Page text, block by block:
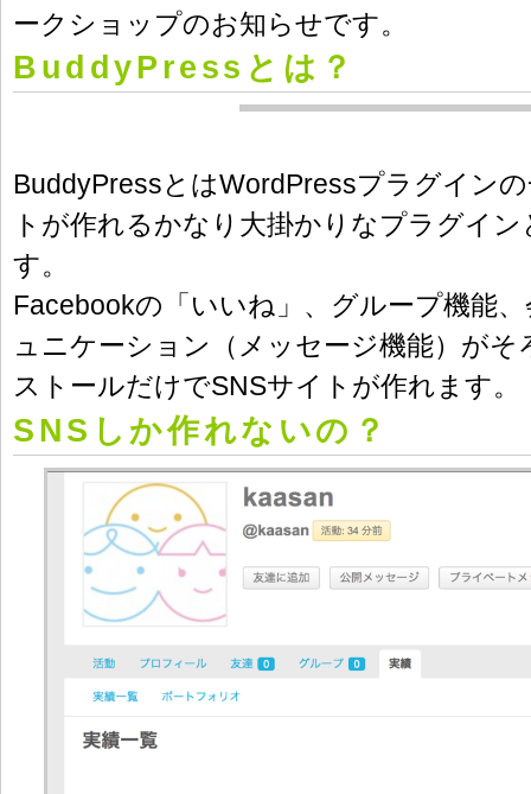
ークショップのお知らせです。
BuddyPressとは？
BuddyPressとはWordPressプラグイン
トが作れるかなり大掛かりなプラグイ
す。
Facebookの「いいね」、グループ機能
ュニケーション（メッセージ機能）がそ
ストールだけでSNSサイトが作れます。
SNSしか作れないの？